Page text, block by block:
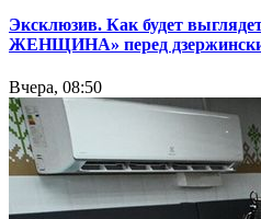
Эксклюзив. Как будет
ЖЕНЩИНА» перед
Вчера, 08:50